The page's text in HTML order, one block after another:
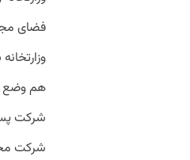
فضای
هم وضع
شرکت
شرکت